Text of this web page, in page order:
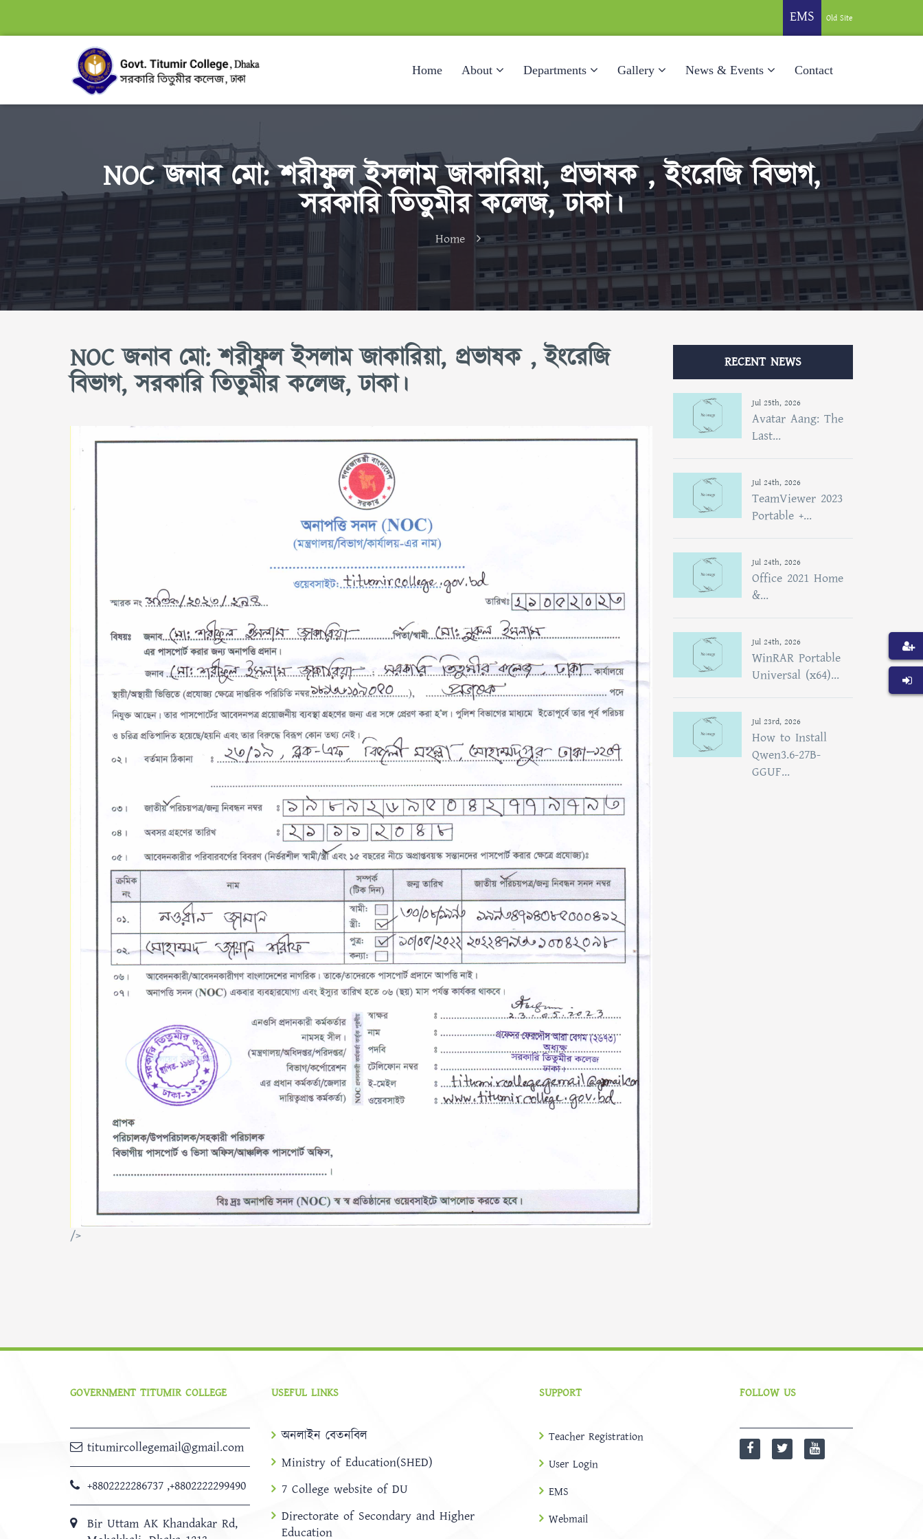
EMS Old Site
Home About Departments Gallery News & Events Contact
NOC জনাব মো: শরীফুল ইসলাম জাকারিয়া, প্রভাষক , ইংরেজি বিভাগ,
সরকারি তিতুমীর কলেজ, ঢাকা।
Home
NOC জনাব মো: শরীফুল ইসলাম জাকারিয়া, প্রভাষক , ইংরেজি
বিভাগ, সরকারি তিতুমীর কলেজ, ঢাকা।
/>
RECENT NEWS
Jul 25th, 2026
Avatar Aang: The
Last...
Jul 24th, 2026
TeamViewer 2023
Portable +...
Jul 24th, 2026
Office 2021 Home
&...
Jul 24th, 2026
WinRAR Portable
Universal (x64)...
Jul 23rd, 2026
How to Install
Qwen3.6-27B-
GGUF...
GOVERNMENT TITUMIR COLLEGE
titumircollegemail@gmail.com
+8802222286737 ,+8802222299490
Bir Uttam AK Khandakar Rd,
USEFUL LINKS
অনলাইন বেতনবিল
Ministry of Education(SHED)
7 College website of DU
Directorate of Secondary and Higher
Education
SUPPORT
Teacher Registration
User Login
EMS
Webmail
FOLLOW US